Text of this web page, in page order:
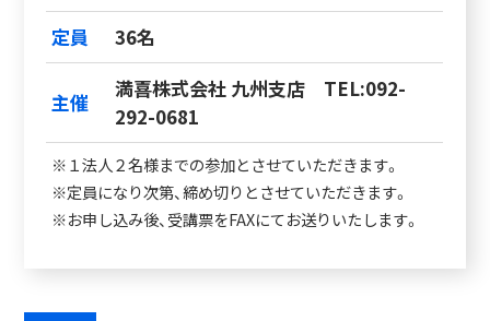
定員
36名
主催
満喜株式会社 九州支店 TEL:092-
292-0681
※１法人２名様までの参加とさせていただきます。
※定員になり次第、締め切りとさせていただきます。
※お申し込み後、受講票をFAXにてお送りいたします。